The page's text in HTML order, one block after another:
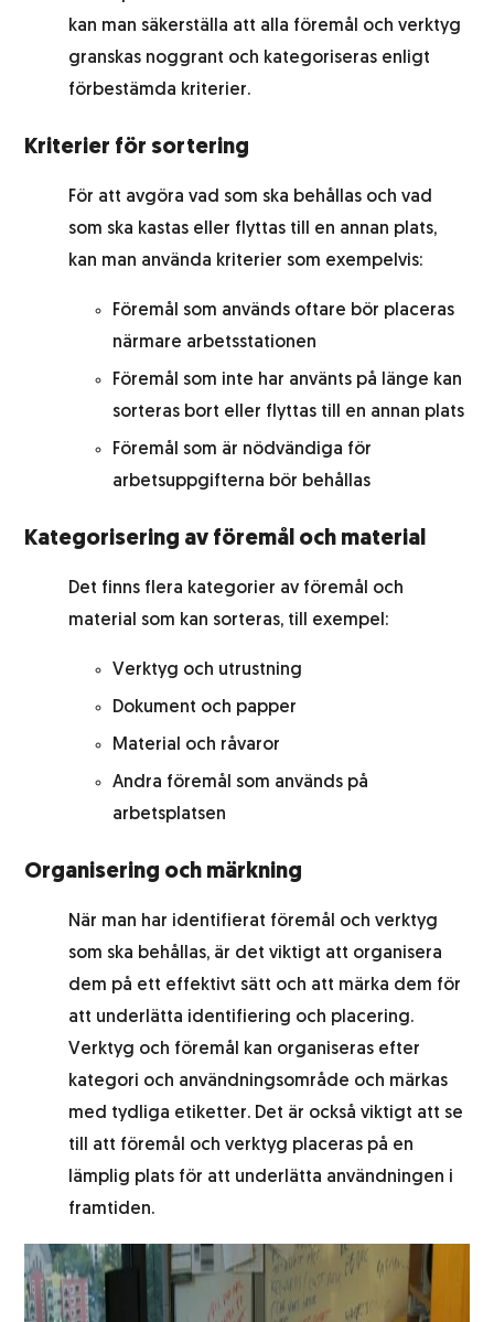
kan man säkerställa att alla föremål och verktyg
granskas noggrant och kategoriseras enligt
förbestämda kriterier.
Kriterier för sortering
För att avgöra vad som ska behållas och vad
som ska kastas eller flyttas till en annan plats,
kan man använda kriterier som exempelvis:
Föremål som används oftare bör placeras
närmare arbetsstationen
Föremål som inte har använts på länge kan
sorteras bort eller flyttas till en annan plats
Föremål som är nödvändiga för
arbetsuppgifterna bör behållas
Kategorisering av föremål och material
Det finns flera kategorier av föremål och
material som kan sorteras, till exempel:
Verktyg och utrustning
Dokument och papper
Material och råvaror
Andra föremål som används på
arbetsplatsen
Organisering och märkning
När man har identifierat föremål och verktyg
som ska behållas, är det viktigt att organisera
dem på ett effektivt sätt och att märka dem för
att underlätta identifiering och placering.
Verktyg och föremål kan organiseras efter
kategori och användningsområde och märkas
med tydliga etiketter. Det är också viktigt att se
till att föremål och verktyg placeras på en
lämplig plats för att underlätta användningen i
framtiden.